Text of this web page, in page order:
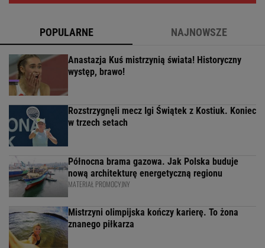
POPULARNE NAJNOWSZE
Anastazja Kuś mistrzynią świata! Historyczny
występ, brawo!
Rozstrzygnęli mecz Igi Świątek z Kostiuk. Koniec
w trzech setach
Północna brama gazowa. Jak Polska buduje
nową architekturę energetyczną regionu
MATERIAŁ PROMOCYJNY
Mistrzyni olimpijska kończy karierę. To żona
znanego piłkarza